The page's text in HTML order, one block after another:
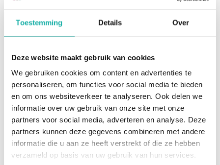
Toestemming Details Over
Deze website maakt gebruik van cookies
We gebruiken cookies om content en advertenties te
personaliseren, om functies voor social media te bieden
en om ons websiteverkeer te analyseren. Ook delen we
informatie over uw gebruik van onze site met onze
partners voor social media, adverteren en analyse. Deze
partners kunnen deze gegevens combineren met andere
informatie die u aan ze heeft verstrekt of die ze hebben
verzameld op basis van uw gebruik van hun services.